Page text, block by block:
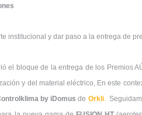
institucional y dar paso a la entrega de
el bloque de la entrega de los Premios
y del material eléctrico, En este
by iDomus de Orkli.